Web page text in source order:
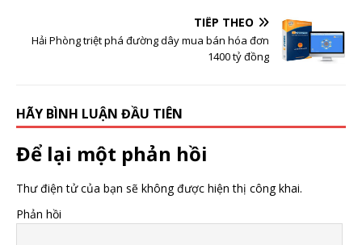
TIẾP THEO
Hải Phòng triệt phá đường dây mua bán hóa đơn
1400 tỷ đồng
HÃY BÌNH LUẬN ĐẦU TIÊN
Để lại một phản hồi
Thư điện tử của bạn sẽ không được hiện thị công khai.
Phản hồi